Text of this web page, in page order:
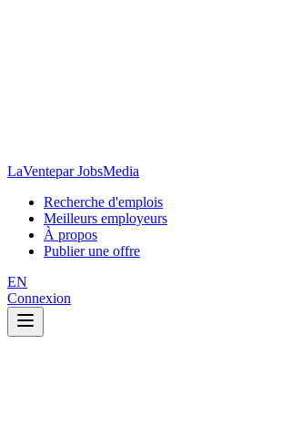
LaVentepar JobsMedia
Recherche d'emplois
Meilleurs employeurs
À propos
Publier une offre
EN
Connexion